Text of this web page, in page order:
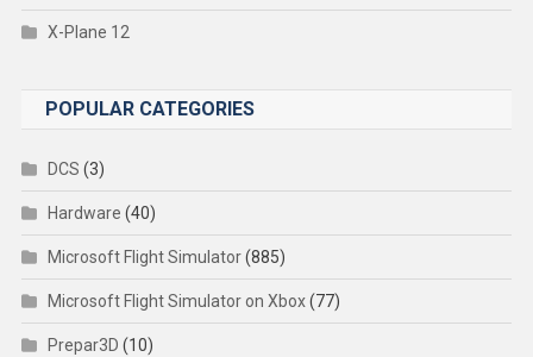
X-Plane 12
POPULAR CATEGORIES
DCS (3)
Hardware (40)
Microsoft Flight Simulator(885)
Microsoft Flight Simulator on Xbox(77)
Prepar3D (10)